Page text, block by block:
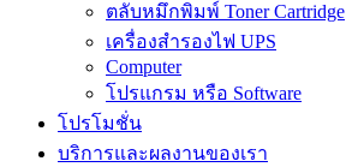
ตลับหมึกพิมพ์ Toner Cartridge
เครื่องสำรองไฟ UPS
Computer
โปรแกรม หรือ Software
โปรโมชั่น
บริการและผลงานของเรา